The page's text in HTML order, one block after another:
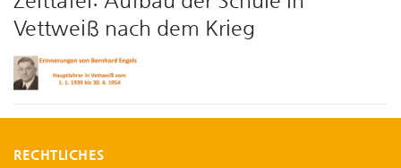
Vettweiß nach dem Krieg
RECHTLICHES